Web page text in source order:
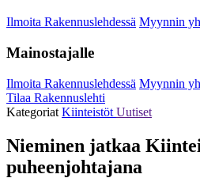
Ilmoita Rakennuslehdessä Myynnin
Mainostajalle
Ilmoita Rakennuslehdessä Myynnin
Tilaa Rakennuslehti
Kategoriat Kiinteistöt Uutiset
Nieminen jatkaa
puheenjohtajana